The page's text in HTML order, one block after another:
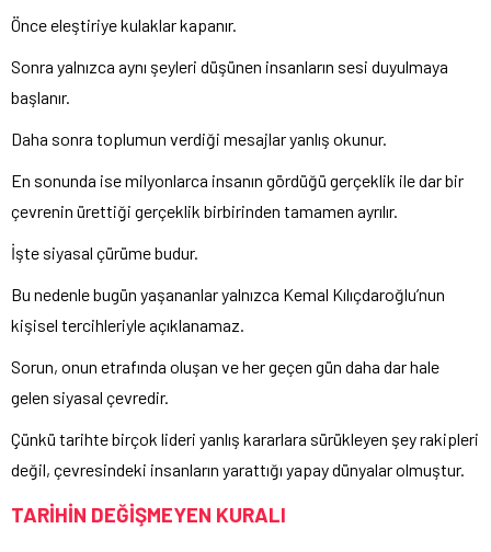
Önce eleştiriye kulaklar kapanır.
Sonra yalnızca aynı şeyleri düşünen insanların sesi duyulmaya
başlanır.
Daha sonra toplumun verdiği mesajlar yanlış okunur.
En sonunda ise milyonlarca insanın gördüğü gerçeklik ile dar bir
çevrenin ürettiği gerçeklik birbirinden tamamen ayrılır.
İşte siyasal çürüme budur.
Bu nedenle bugün yaşananlar yalnızca Kemal Kılıçdaroğlu’nun
kişisel tercihleriyle açıklanamaz.
Sorun, onun etrafında oluşan ve her geçen gün daha dar hale
gelen siyasal çevredir.
Çünkü tarihte birçok lideri yanlış kararlara sürükleyen şey rakipleri
değil, çevresindeki insanların yarattığı yapay dünyalar olmuştur.
TARİHİN DEĞİŞMEYEN KURALI